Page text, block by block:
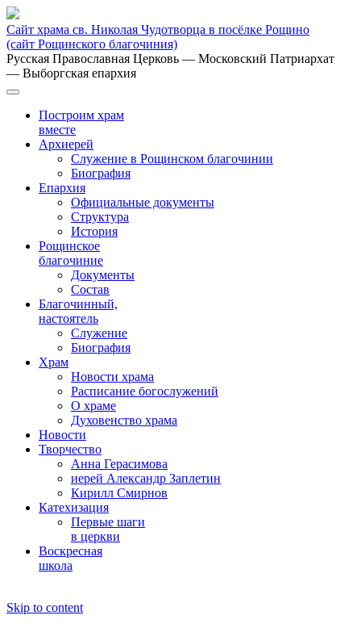
Сайт храма св. Николая Чудотворца в посёлке Рощино
(сайт Рощинского благочиния)
Русская Православная Церковь — Московский Патриархат
— Выборгская епархия
Построим храм
вместе
Архиерей
Служение в Рощинском благочинии
Биография
Епархия
Официальные документы
Структура
История
Рощинское
благочиние
Документы
Состав
Благочинный,
настоятель
Служение
Биография
Храм
Новости храма
Расписание богослужений
О храме
Духовенство храма
Новости
Творчество
Анна Герасимова
иерей Александр Заплетин
Кирилл Смирнов
Катехизация
Первые шаги
в церкви
Воскресная
школа
Skip to content